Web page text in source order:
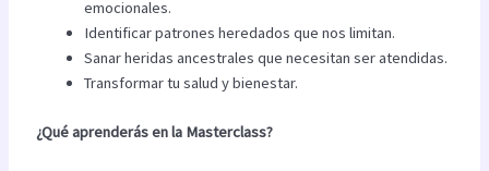
emocionales.
Identificar patrones heredados que nos limitan.
Sanar heridas ancestrales que necesitan ser atendidas.
Transformar tu salud y bienestar.
¿Qué aprenderás en la Masterclass?